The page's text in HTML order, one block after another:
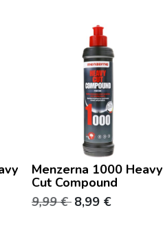
Menzerna 1000 Heavy
Cut Compound
9,99€ 8,99 €